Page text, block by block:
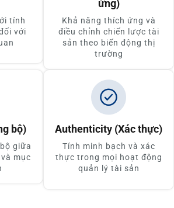
tính
với
ứng)
Khả năng thích ứng và
điều chỉnh chiến lược tài
sản theo biến động thị
trường
bộ)
giữa
mục
Authenticity (Xác thực)
Tính minh bạch và xác
thực trong mọi hoạt động
quản lý tài sản